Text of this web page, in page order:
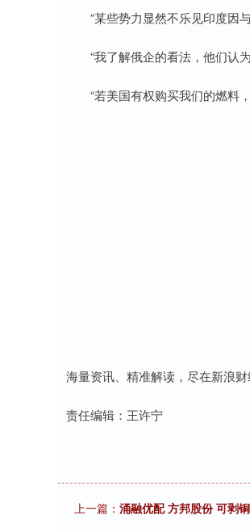
“某些势力显然不乐见印度因与
“我了解俄企的看法，他们认为
“若美国有权购买我们的燃料
海量资讯、精准解读，尽在新浪
责任编辑：王许宁
上一篇： 涌融优配 方邦股份 可剥